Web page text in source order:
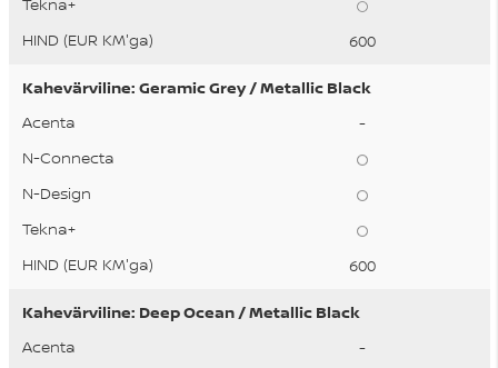
600
Kahevärviline: Geramic Grey / Metallic Black
-
600
Kahevärviline: Deep Ocean / Metallic Black
-